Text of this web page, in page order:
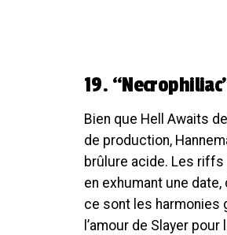
19.
Bien que Hell Awaits
de production,
brûlure acide. Les riffs
en exhumant une
ce sont les harmonies
l’amour de Slayer